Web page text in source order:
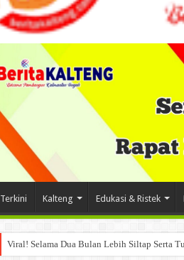
Terkini Kalteng Edukasi & Ristek
Viral! Selama Dua Bulan Lebih Siltap Serta